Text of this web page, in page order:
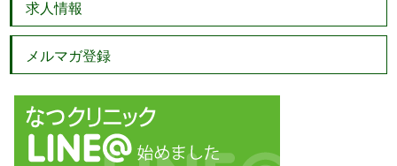
求人情報
メルマガ登録